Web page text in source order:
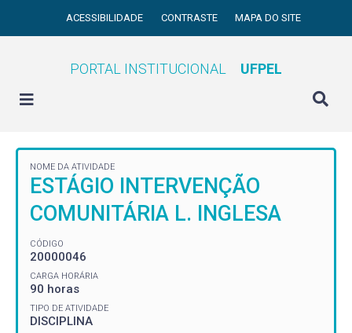
ACESSIBILIDADE CONTRASTE MAPA DO SITE
PORTAL INSTITUCIONAL UFPEL
NOME DA ATIVIDADE
ESTÁGIO INTERVENÇÃO
COMUNITÁRIA L. INGLESA
CÓDIGO
20000046
CARGA HORÁRIA
90 horas
TIPO DE ATIVIDADE
DISCIPLINA